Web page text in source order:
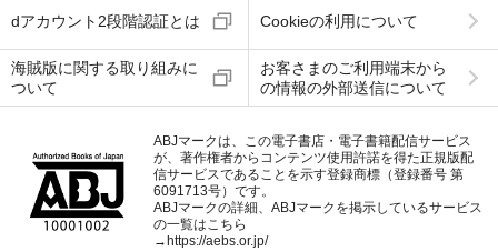
dアカウント2段階認証とは Cookieの利用について
海賊版に関する取り組みに
ついて
お客さまのご利用端末から
の情報の外部送信について
ABJマークは、この電子書店・電子書籍配信サービス
が、著作権者からコンテンツ使用許諾を得た正規版配
信サービスであることを示す登録商標（登録番号 第
6091713号）です。
ABJマークの詳細、ABJマークを掲示しているサービス
の一覧はこちら
→ https://aebs.or.jp/